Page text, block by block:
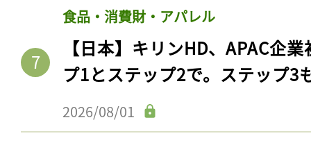
食品・消費財・アパレル
【日本】キリンHD、APAC企
プ1とステップ2で。ステップ3
2026/08/01